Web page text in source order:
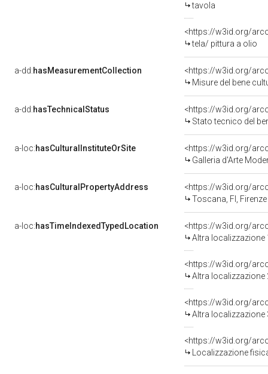
tavola
<https://w3id.org/
tela/ pittura a olio
a-dd:hasMeasurementCollection
<https://w3id.org/
Misure del bene
a-dd:hasTechnicalStatus
<https://w3id.org/
Stato tecnico del
a-loc:hasCulturalInstituteOrSite
<https://w3id.org/
Galleria d'Arte
a-loc:hasCulturalPropertyAddress
<https://w3id.org/
Toscana, FI, Firenze
a-loc:hasTimeIndexedTypedLocation
<https://w3id.org/
Altra localizzazione
<https://w3id.org/
Altra localizzazione
<https://w3id.org/
Altra localizzazione
<https://w3id.org/
Localizzazione